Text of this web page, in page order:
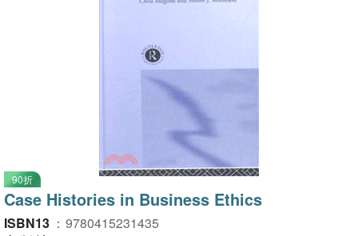
90折
Case Histories in Business Ethics
ISBN13 ： 9780415231435